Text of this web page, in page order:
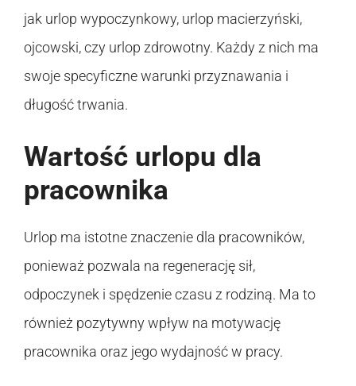
jak urlop wypoczynkowy, urlop macierzyński,
ojcowski, czy urlop zdrowotny. Każdy z nich ma
swoje specyficzne warunki przyznawania i
długość trwania.
Wartość urlopu dla
pracownika
Urlop ma istotne znaczenie dla pracowników,
ponieważ pozwala na regenerację sił,
odpoczynek i spędzenie czasu z rodziną. Ma to
również pozytywny wpływ na motywację
pracownika oraz jego wydajność w pracy.